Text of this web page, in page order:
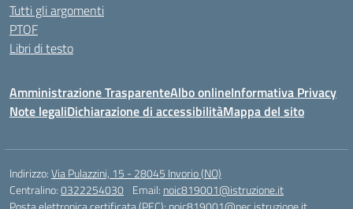
Tutti gli argomenti
PTOF
Libri di testo
Amministrazione TrasparenteAlbo onlineInformativa Privacy
Note legaliDichiarazione di accessibilitàMappa del sito
Indirizzo:Via Pulazzini, 15 - 28045 Invorio (NO)
Centralino:0322254030 Email: noic819001@istruzione.it